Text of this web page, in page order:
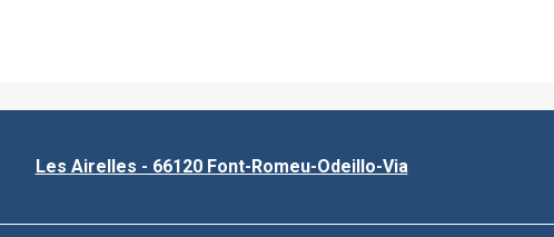
Les Airelles - 66120 Font-Romeu-Odeillo-Via